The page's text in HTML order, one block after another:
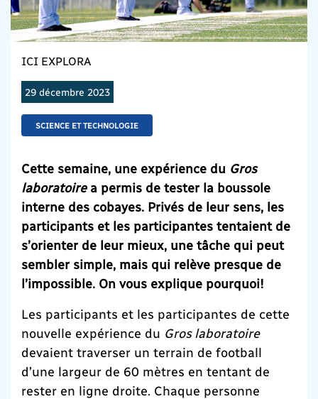
ICI EXPLORA
29 décembre 2023
SCIENCE ET TECHNOLOGIE
Cette semaine, une expérience du Gros
laboratoirea permis de tester la boussole
interne des cobayes. Privés de leur sens, les
participants et les participantes tentaient de
s’orienter de leur mieux, une tâche qui peut
sembler simple, mais qui relève presque de
l’impossible. On vous explique pourquoi!
Les participants et les participantes de cette
nouvelle expérience du Gros laboratoire
devaient traverser un terrain de football
d’une largeur de 60 mètres en tentant de
rester en ligne droite. Chaque personne